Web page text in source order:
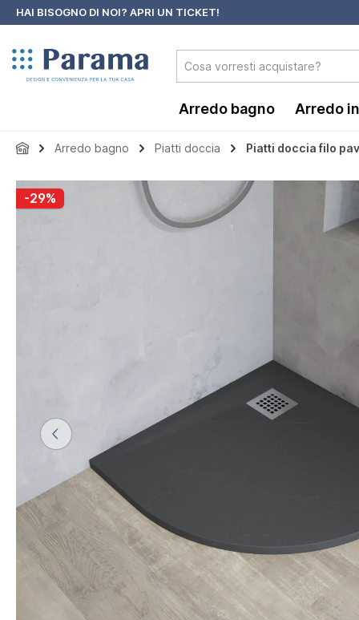
Passa alla navigazione principale
HAI BISOGNO DI NOI? APRI UN TICKET!
Arredo bagno Arredo
Arredo bagno Piatti doccia Piatti doccia filo
Salta la galleria di immagini
-29%